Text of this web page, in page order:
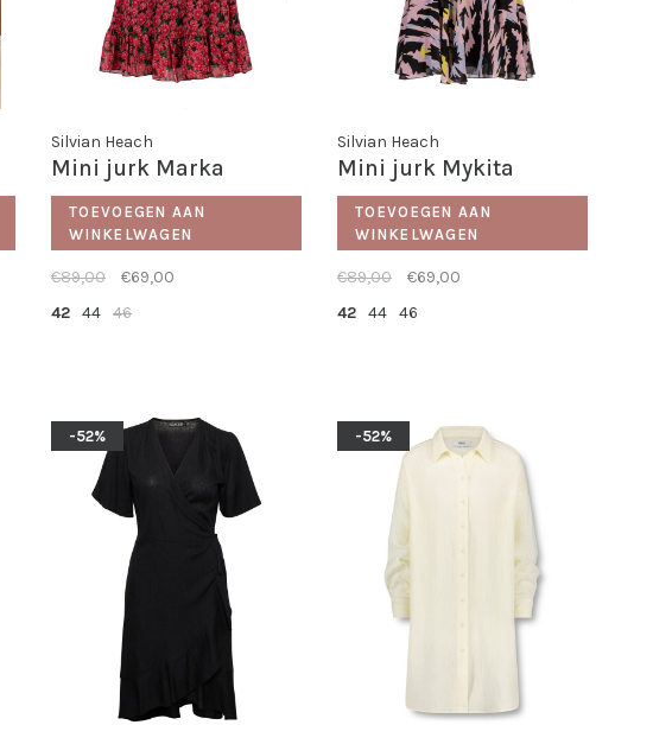
Silvian Heach
Mini jurk Marka
TOEVOEGEN AAN
WINKELWAGEN
€89,00
€69,00
42 44 46
Silvian Heach
Mini jurk Mykita
TOEVOEGEN AAN
WINKELWAGEN
€89,00
€69,00
42 44 46
-52% -52%